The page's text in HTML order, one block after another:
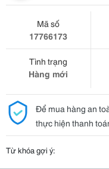
Mã số
17766173
Tình trạng
Hàng mới
Để mua hàng an
thực hiện thanh
Từ khóa gợi ý: